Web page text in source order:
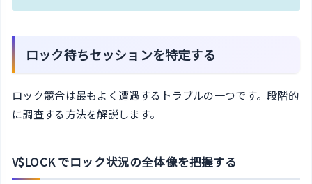
ロック待ちセッションを特定する
ロック競合は最もよく遭遇するトラブルの一つです。段階的
に調査する方法を解説します。
V$LOCK でロック状況の全体像を把握する